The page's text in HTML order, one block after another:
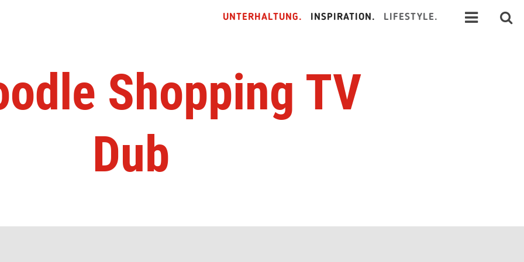
UNTERHALTUNG. INSPIRATION. LIFESTYLE.
Shopping TV
Dub